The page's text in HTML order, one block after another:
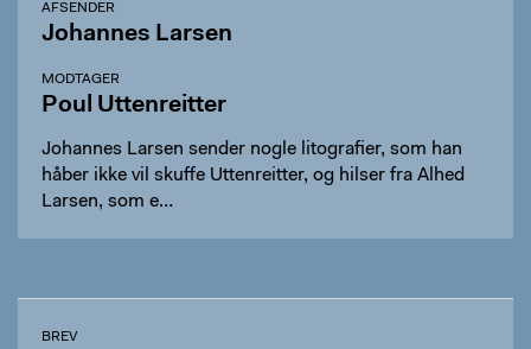
AFSENDER
Johannes Larsen
MODTAGER
Poul Uttenreitter
Johannes Larsen sender nogle litografier, som han
håber ikke vil skuffe Uttenreitter, og hilser fra Alhed
Larsen, som e…
BREV